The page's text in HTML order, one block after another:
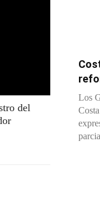
del
Los